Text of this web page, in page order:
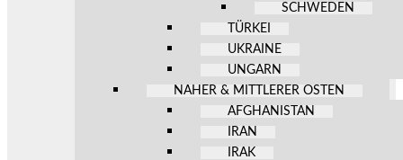
SCHWEDEN
TÜRKEI
UKRAINE
UNGARN
NAHER & MITTLERER OSTEN
AFGHANISTAN
IRAN
IRAK